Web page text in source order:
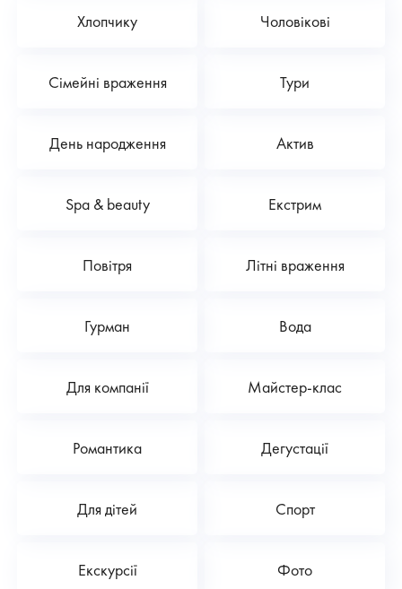
Хлопчику Чоловікові
Сімейні враження Тури
День народження Актив
Spa & beauty Екстрим
Повітря Літні враження
Гурман Вода
Для компанії Майстер-клас
Романтика Дегустації
Для дітей Спорт
Екскурсії Фото